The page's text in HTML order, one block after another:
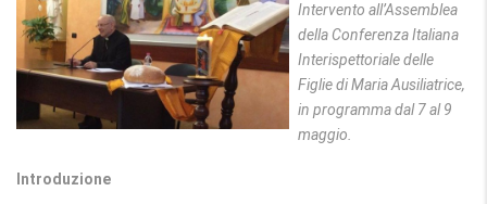
Intervento all’Assemblea
della Conferenza Italiana
Interispettoriale delle
Figlie di Maria Ausiliatrice,
in programma dal 7 al 9
maggio.
Introduzione